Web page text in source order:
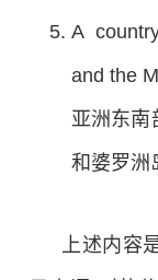
A
and the
亚洲东南
和婆罗洲
上述内容